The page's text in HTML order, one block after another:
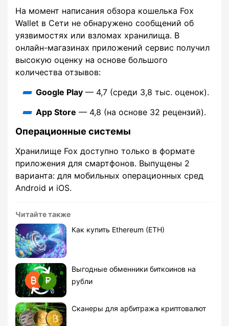
На момент написания обзора кошелька Fox
Wallet в Сети не обнаружено сообщений об
уязвимостях или взломах хранилища. В
онлайн-магазинах приложений сервис получил
высокую оценку на основе большого
количества отзывов:
Google Play — 4,7 (среди 3,8 тыс. оценок).
App Store — 4,8 (на основе 32 рецензий).
Операционные системы
Хранилище Fox доступно только в формате
приложения для смартфонов. Выпущены 2
варианта: для мобильных операционных сред
Android и iOS.
Читайте также
Как купить Ethereum (ETH)
Выгодные обменники биткоинов на
рубли
Сканеры для арбитража криптовалют